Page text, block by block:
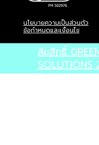
นโยบายความเป็นส่วนตัว
ข้อกำหนดและเงื่อนไข
ลิขสิทธิ์